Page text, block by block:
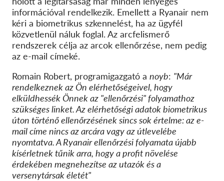
információval rendelkezik. Emellett a Ryanair nem
kéri a biometrikus szkennelést, ha az ügyfél
közvetlenül náluk foglal. Az arcfelismerő
rendszerek célja az arcok ellenőrzése, nem pedig
az e-mail címeké.
Romain Robert, programigazgató a noyb: "Már
rendelkeznek az Ön elérhetőségeivel, hogy
elküldhessék Önnek az "ellenőrzési" folyamathoz
szükséges linket. Az elérhetőségi adatok biometrikus
úton történő ellenőrzésének sincs sok értelme: az e-
mail címe nincs az arcára vagy az útlevelébe
nyomtatva. A Ryanair ellenőrzési folyamata újabb
kísérletnek tűnik arra, hogy a profit növelése
érdekében megnehezítse az utazók és a
versenytársak életét"